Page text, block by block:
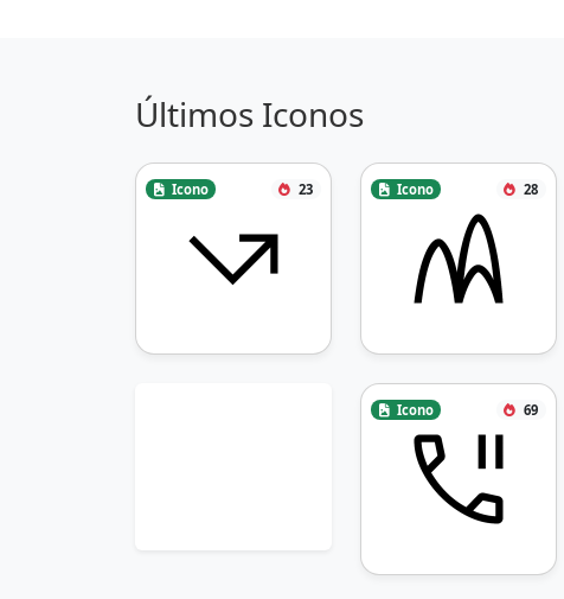
Últimos Iconos
Icono 23 Icono 28
Icono 69